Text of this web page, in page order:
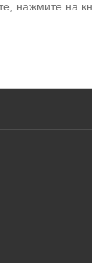
нажмите на